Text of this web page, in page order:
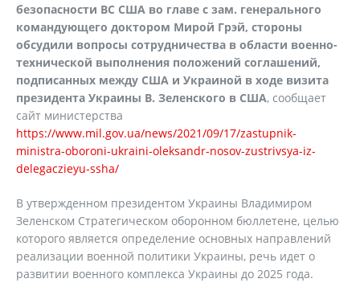
безопасности ВС США во главе с зам. генерального
командующего доктором Мирой Грэй, стороны
обсудили вопросы сотрудничества в области военно-
технической выполнения положений соглашений,
подписанных между США и Украиной в ходе визита
президента Украины В. Зеленского в США, сообщает
сайт министерства
https://www.mil.gov.ua/news/2021/09/17/zastupnik-
ministra-oboroni-ukraini-oleksandr-nosov-zustrivsya-iz-
delegaczieyu-ssha/
В утвержденном президентом Украины Владимиром
Зеленском Стратегическом оборонном бюллетене, целью
которого является определение основных направлений
реализации военной политики Украины, речь идет о
развитии военного комплекса Украины до 2025 года.